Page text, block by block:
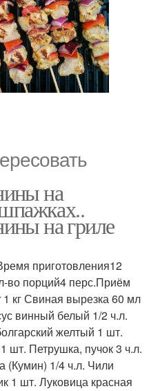
на
на гриле
приготовления12
во порций4 перс.Приём
кг Свиная вырезка 60 мл
винный белый 1/2 ч.л.
желтый 1 шт.
шт. Петрушка, пучок 3 ч.л.
(Кумин) 1/4 ч.л. Чили
1 шт. Луковица красная